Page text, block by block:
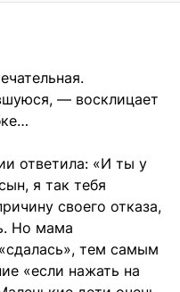
— восклицает
ответила: «И ты у
я так тебя
своего отказа,
Но мама
тем самым
«если нажать на